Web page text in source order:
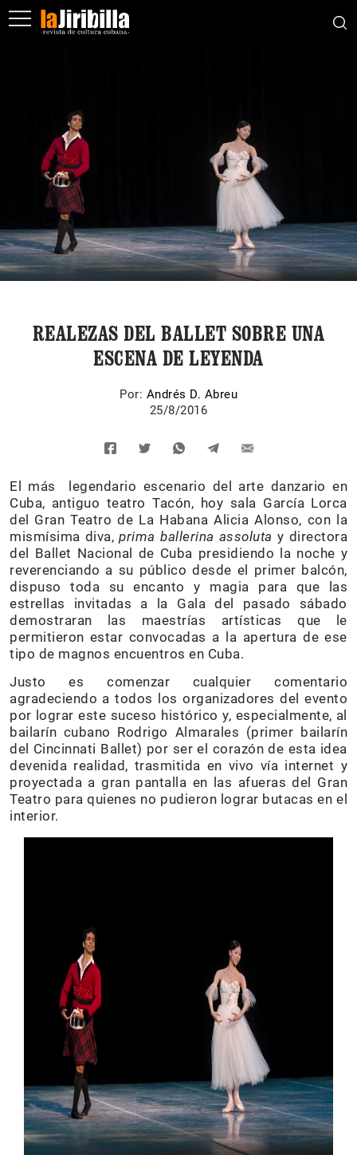
REALEZAS DEL BALLET SOBRE UNA
ESCENA DE LEYENDA
Por: Andrés D. Abreu
25/8/2016
El más legendario escenario del arte danzario en
Cuba, antiguo teatro Tacón, hoy sala García Lorca
del Gran Teatro de La Habana Alicia Alonso, con la
mismísima diva,prima ballerina assoluta y directora
del Ballet Nacional de Cuba presidiendo la noche y
reverenciando a su público desde el primer balcón,
dispuso toda su encanto y magia para que las
estrellas invitadas a la Gala del pasado sábado
demostraran las maestrías artísticas que le
permitieron estar convocadas a la apertura de ese
tipo de magnos encuentros en Cuba.
Justo es comenzar cualquier comentario
agradeciendo a todos los organizadores del evento
por lograr este suceso histórico y, especialmente, al
bailarín cubano Rodrigo Almarales (primer bailarín
del Cincinnati Ballet) por ser el corazón de esta idea
devenida realidad, trasmitida en vivo vía internet y
proyectada a gran pantalla en las afueras del Gran
Teatro para quienes no pudieron lograr butacas en el
interior.